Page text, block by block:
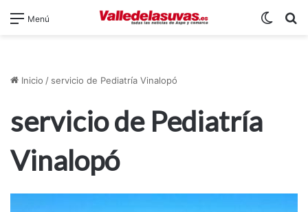
Menú
Inicio / servicio de Pediatría Vinalopó
servicio de Pediatría
Vinalopó